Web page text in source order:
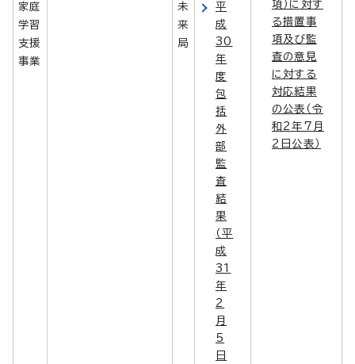
家庭
学習
支援
事業
未
来
局
平
成
30
年
度
包
括
外
部
監
査
結
果
（平
成
31
年
2
月
5
日
項）に対す
る措置事
項及び監
査の意見
に対する
対応結果
の公表（令
和2年7月
2日公表）